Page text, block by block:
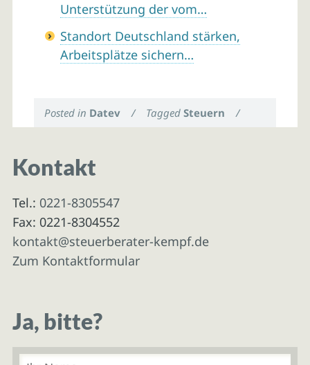
Unterstützung der vom…
Standort Deutschland stärken,
Arbeitsplätze sichern…
Posted in Datev / TaggedSteuern /
Kontakt
Tel.: 0221-8305547
Fax: 0221-8304552
kontakt@steuerberater-kempf.de
Zum Kontaktformular
Ja, bitte?